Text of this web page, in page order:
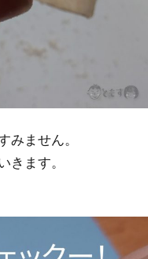
みません。
きます。